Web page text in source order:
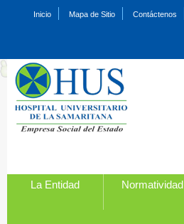
Inicio Mapa de Sitio Contáctenos
La Entidad Normatividad